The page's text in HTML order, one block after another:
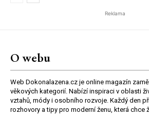
Reklama
O webu
Web Dokonalazena.cz je online magazín
věkových kategorií. Nabízí inspiraci v oblasti
vztahů, módy i osobního rozvoje. Každý den
rozhovory a tipy pro moderní ženu, která chce